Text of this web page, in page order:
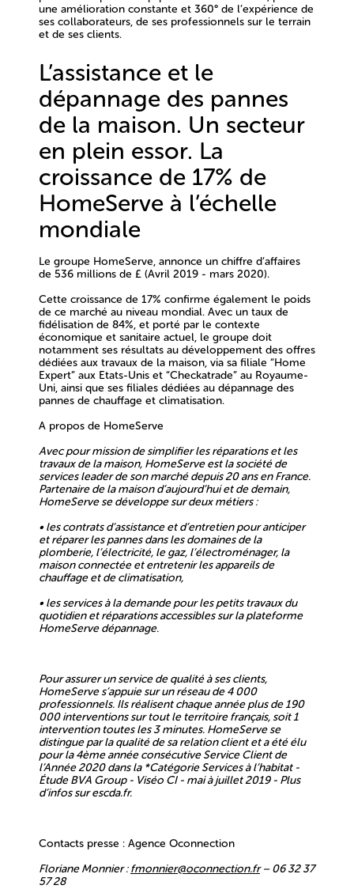
une amélioration constante et 360° de l’expérience de
ses collaborateurs, de ses professionnels sur le terrain
et de ses clients.
L’assistance et le
dépannage des pannes
de la maison. Un secteur
en plein essor. La
croissance de 17% de
HomeServe à l’échelle
mondiale
Le groupe HomeServe, annonce un chiffre d’affaires
de 536 millions de £ (Avril 2019 - mars 2020).
Cette croissance de 17% confirme également le poids
de ce marché au niveau mondial. Avec un taux de
fidélisation de 84%, et porté par le contexte
économique et sanitaire actuel, le groupe doit
notamment ses résultats au développement des offres
dédiées aux travaux de la maison, via sa filiale “Home
Expert” aux Etats-Unis et “Checkatrade” au Royaume-
Uni, ainsi que ses filiales dédiées au dépannage des
pannes de chauffage et climatisation.
A propos de HomeServe
Avec pour mission de simplifier les réparations et les
travaux de la maison, HomeServe est la société de
services leader de son marché depuis 20 ans en France.
Partenaire de la maison d’aujourd’hui et de demain,
HomeServe se développe sur deux métiers :
• les contrats d’assistance et d’entretien pour anticiper
et réparer les pannes dans les domaines de la
plomberie, l’électricité, le gaz, l’électroménager, la
maison connectée et entretenir les appareils de
chauffage et de climatisation,
• les services à la demande pour les petits travaux du
quotidien et réparations accessibles sur la plateforme
HomeServe dépannage.
Pour assurer un service de qualité à ses clients,
HomeServe s’appuie sur un réseau de 4 000
professionnels. Ils réalisent chaque année plus de 190
000 interventions sur tout le territoire français, soit 1
intervention toutes les 3 minutes. HomeServe se
distingue par la qualité de sa relation client et a été élu
pour la 4ème année consécutive Service Client de
l’Année 2020 dans la *Catégorie Services à l’habitat -
Étude BVA Group - Viséo CI - mai à juillet 2019 - Plus
d’infos sur escda.fr.
Contacts presse : Agence Oconnection
Floriane Monnier :fmonnier@oconnection.fr– 06 32 37
57 28